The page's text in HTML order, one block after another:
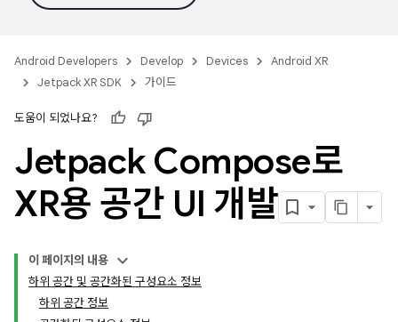
Android Developers Develop Devices
Android XR
Jetpack XR SDK
가이드
도움이 되었나요?
Jetpack Compose로
XR용 공간 UI 개발
이 페이지의 내용
하위 공간 및 공간화된 구성요소 정보
하위 공간 정보